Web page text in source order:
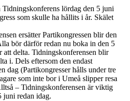
lördag den 5 juni
som skulle ha hållits i år. Skälet
ersätter Partikongressen blir den
bör därför redan nu boka in den 5
att delta. Tidningskonferensen blir
i. Dels eftersom den endast
dag (Partikongresser hålls under tre
som inte bor i Umeå slipper resa
– Tidningskonferensen är viktig
juni redan idag.